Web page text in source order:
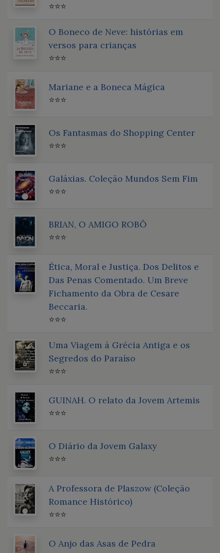
⭐⭐⭐
O Boneco de Neve: histórias em
versos para crianças
⭐⭐⭐
Mariane e a Boneca Mágica
⭐⭐⭐
Os Fantasmas do Shopping Center
⭐⭐⭐
Galáxias. Coleção Mundos Sem Fim
⭐⭐⭐
BRIAN, O AMIGO ROBÔ
⭐⭐⭐
Ética, Moral e Justiça. Dos Delitos e
Das Penas Comentado. Um Breve
Fichamento da Obra de Cesare
Beccaria.
⭐⭐⭐
Uma Viagem à Grécia Antiga e os
Segredos do Paraíso
⭐⭐⭐
GUINAH. O relato da Jovem Artemis
⭐⭐⭐
O Diário da Jovem Galaxy
⭐⭐⭐
A Professora de Plaszow (Coleção
Romance Histórico)
⭐⭐⭐
O Anjo das Asas de Pedra